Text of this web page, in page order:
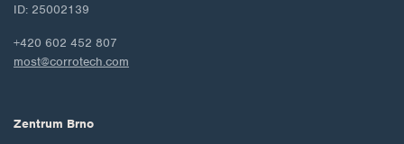
ID: 25002139
+420 602 452 807
most@corrotech.com
Zentrum Brno